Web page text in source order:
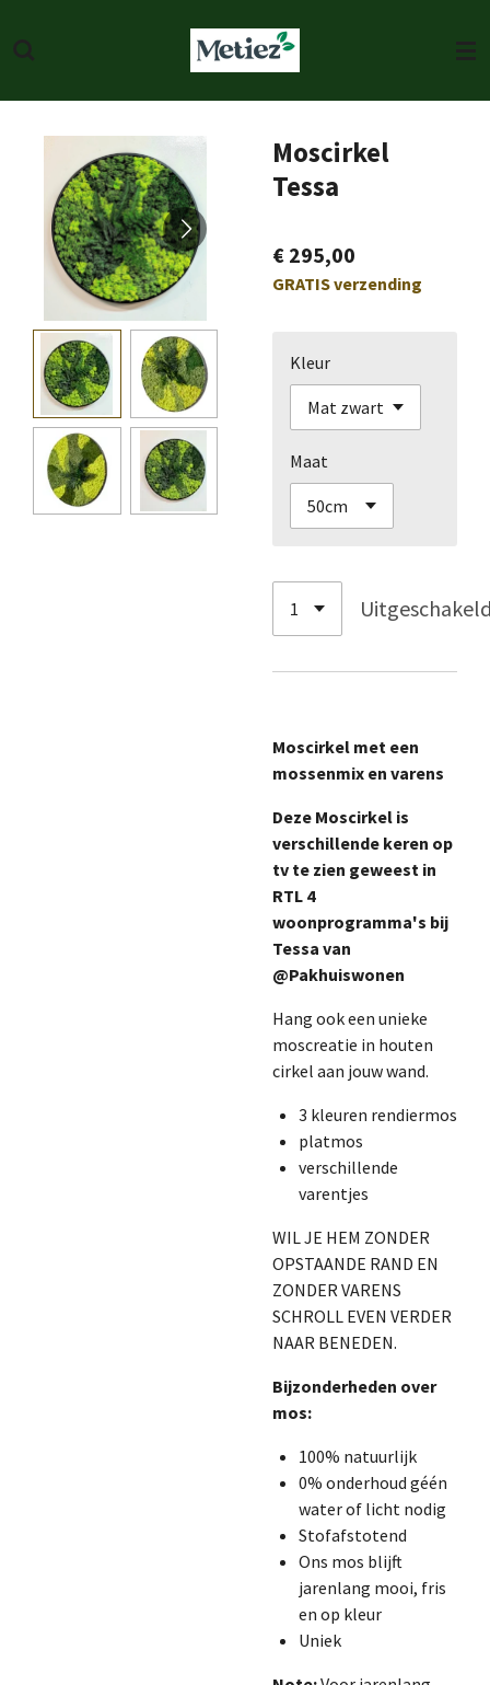
direct
de
Moscirkel
Tessa
€ 295,00
GRATIS verzending
Kleur
Maat
Moscirkel met een
mossenmix en varens
Deze Moscirkel is
verschillende keren op
tv te zien geweest in
RTL 4
woonprogramma's bij
Tessa van
@Pakhuiswonen
Hang ook een unieke
moscreatie in houten
cirkel aan jouw wand.
3 kleuren rendiermos
platmos
verschillende
varentjes
WIL JE HEM ZONDER
OPSTAANDE RAND EN
ZONDER VARENS
SCHROLL EVEN VERDER
NAAR BENEDEN.
Bijzonderheden over
mos:
100% natuurlijk
0% onderhoud géén
water of licht nodig
Stofafstotend
Ons mos blijft
jarenlang mooi, fris
en op kleur
Uniek